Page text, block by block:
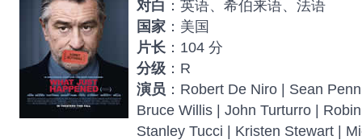
对白 ：英语、希伯来语、法语
国家 ：美国
片长 ：104 分
分级 ：R
演员 ：Robert De Niro | Sean
Bruce Willis | John Turturro |
Stanley Tucci | Kristen Stewart |